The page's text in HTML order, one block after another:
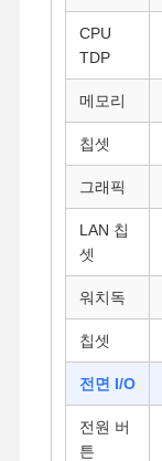
CPU
TDP
메모리
칩셋
그래픽
LAN 칩
셋
워치독
칩셋
전면 I/O
전원 버
튼